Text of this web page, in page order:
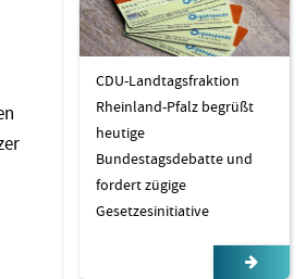
CDU-Landtagsfraktion
Rheinland-Pfalz begrüßt
heutige
Bundestagsdebatte und
fordert zügige
Gesetzesinitiative